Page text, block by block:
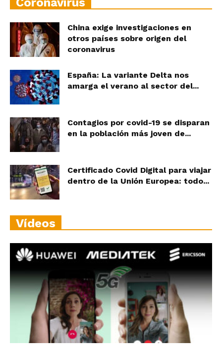
China exige investigaciones en
otros países sobre origen del
coronavirus
España: La variante Delta nos
amarga el verano al sector del...
Contagios por covid-19 se disparan
en la población más joven de...
Certificado Covid Digital para viajar
dentro de la Unión Europea: todo...
Vídeos